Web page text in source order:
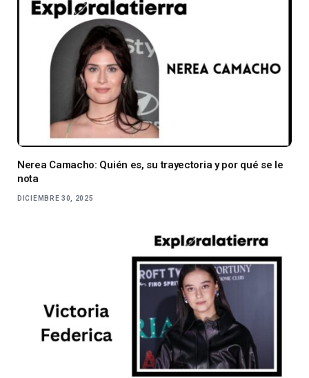
Nerea Camacho: Quién es, su trayectoria y por qué se le
nota
DICIEMBRE 30, 2025